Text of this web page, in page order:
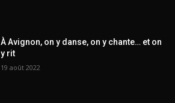
À Avignon, on y danse, on y chante… et on
y rit
19 août 2022